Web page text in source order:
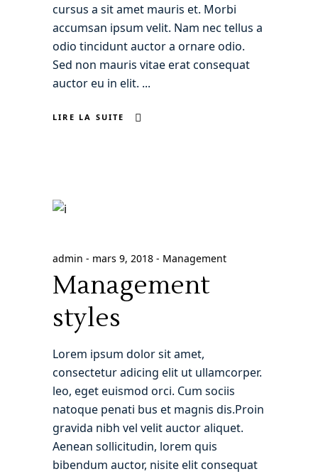
cursus a sit amet mauris et. Morbi
accumsan ipsum velit. Nam nec tellus a
odio tincidunt auctor a ornare odio.
Sed non mauris vitae erat consequat
auctor eu in elit.
LIRE LA SUITE
admin mars 9, 2018 Management
Management
styles
Lorem ipsum dolor sit amet,
consectetur adicing elit ut ullamcorper.
leo, eget euismod orci. Cum sociis
natoque penati bus et magnis dis.Proin
gravida nibh vel velit auctor aliquet.
Aenean sollicitudin, lorem quis
bibendum auctor, nisite elit consequat